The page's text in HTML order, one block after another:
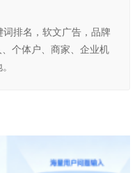
排名，软文广告，品牌
个体户、商家、企业机